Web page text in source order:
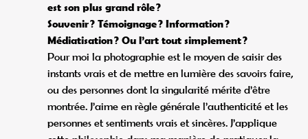
est son plus grand rôle ?
Souvenir ? Témoignage ? Information ?
Médiatisation ? Ou l’art tout simplement ?
Pour moi la photographie est le moyen de saisir des
instants vrais et de mettre en lumière des savoirs faire,
ou des personnes dont la singularité mérite d’être
montrée. J’aime en règle générale l’authenticité et les
personnes et sentiments vrais et sincères. J’applique